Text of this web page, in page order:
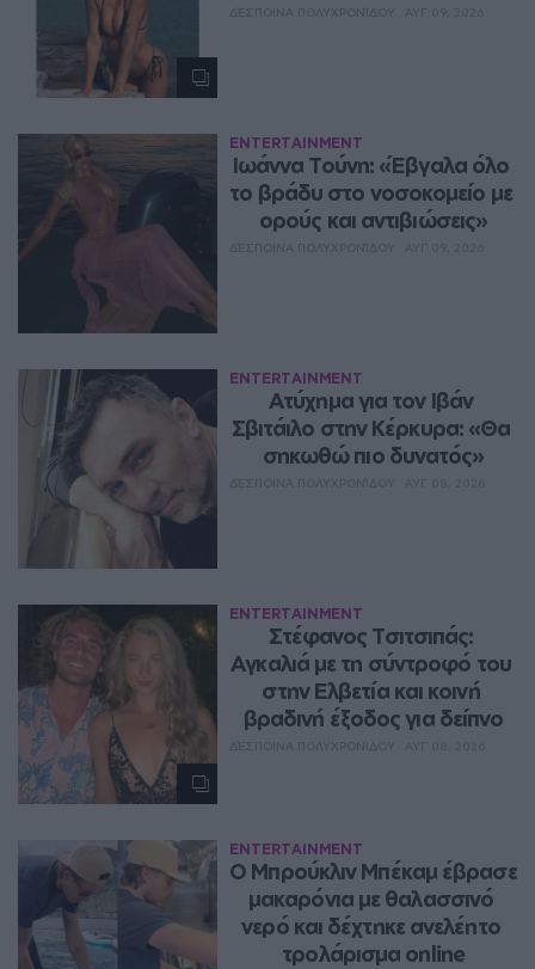
ENTERTAINMENT
Ιωάννα Τούνη: «Έβγαλα όλο
το βράδυ στο νοσοκομείο με
ορούς και αντιβιώσεις»
ENTERTAINMENT
Ατύχημα για τον Ιβάν
Σβιτάιλο στην Κέρκυρα: «Θα
σηκωθώ πιο δυνατός»
ENTERTAINMENT
Στέφανος Τσιτσιπάς:
Αγκαλιά με τη σύντροφό του
στην Ελβετία και κοινή
βραδινή έξοδος για δείπνο
ENTERTAINMENT
Ο Μπρούκλιν Μπέκαμ έβρασε
μακαρόνια με θαλασσινό
νερό και δέχτηκε ανελέητο
τρολάρισμα online